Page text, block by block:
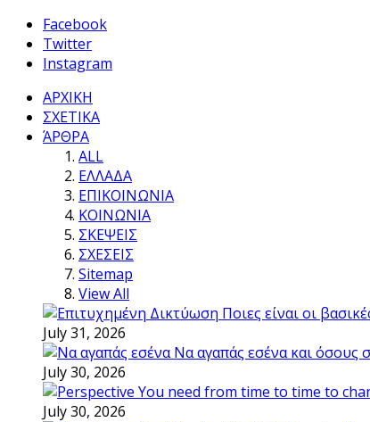
Facebook
Twitter
Instagram
ΑΡΧΙΚΗ
ΣΧΕΤΙΚΑ
ΆΡΘΡΑ
ALL
ΕΛΛΑΔΑ
ΕΠΙΚΟΙΝΩΝΙΑ
ΚΟΙΝΩΝΙΑ
ΣΚΕΨΕΙΣ
ΣΧΕΣΕΙΣ
Sitemap
View All
Ποιες είναι οι
July 31, 2026
Να αγαπάς εσένα και όσους
July 30, 2026
You need from time to time to
July 30, 2026